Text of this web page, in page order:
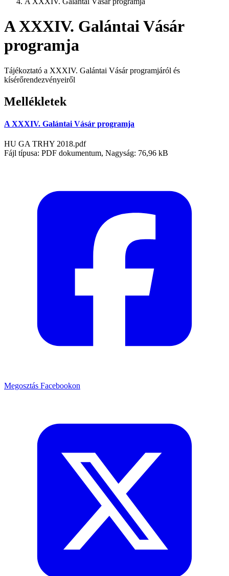
A XXXIV. Galántai Vásár
programja
Tájékoztató a XXXIV. Galántai Vásár programjáról és
kísérőrendezvényeiről
Mellékletek
A XXXIV. Galántai Vásár programja
HU GA TRHY 2018.pdf
Fájl típusa: PDF dokumentum, Nagyság: 76,96 kB
Megosztás Facebookon